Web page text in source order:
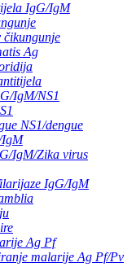
IgG/IgM
čikungunje
Ag
IgM/NS1
NS1/dengue
IgM/Zika virus
IgG/IgM
Ag Pf
malarije Ag Pf/Pv